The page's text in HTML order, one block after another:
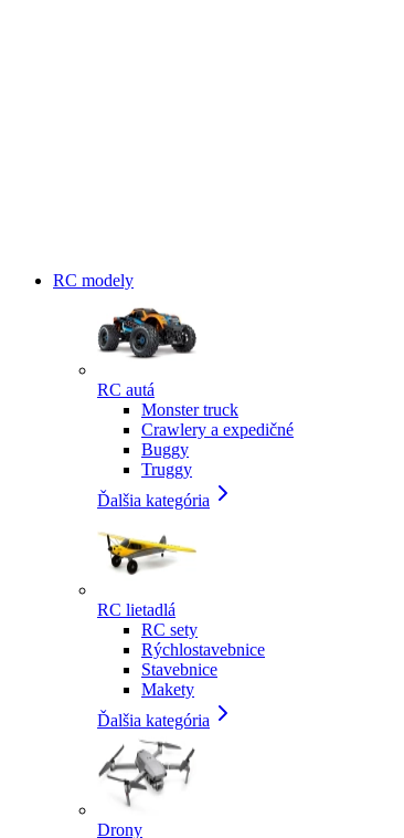
RC modely
RC autá
Monster truck
Crawlery a expedičné
Buggy
Truggy
Ďalšia kategória
RC lietadlá
RC sety
Rýchlostavebnice
Stavebnice
Makety
Ďalšia kategória
Drony